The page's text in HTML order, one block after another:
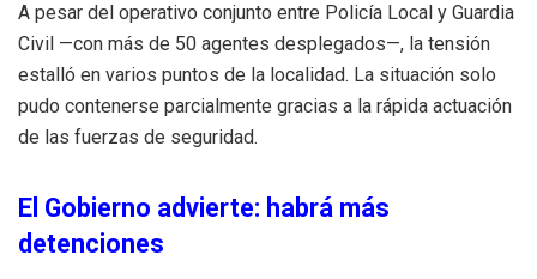
A pesar del operativo conjunto entre Policía Local y Guardia
Civil —con más de 50 agentes desplegados—, la tensión
estalló en varios puntos de la localidad. La situación solo
pudo contenerse parcialmente gracias a la rápida actuación
de las fuerzas de seguridad.
El Gobierno advierte: habrá más
detenciones